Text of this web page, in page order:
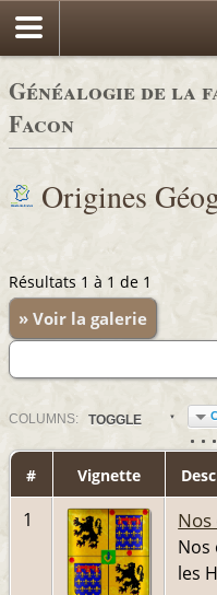
Généalogie de la
Facon
Origines
Résultats 1 à 1 de 1
» Voir la galerie
COLUMNS: TOGGLE
# Vignette
1
Nos
les